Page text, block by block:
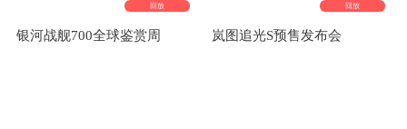
回放
银河战舰700全球鉴赏周
回放
岚图追光S预售发布会